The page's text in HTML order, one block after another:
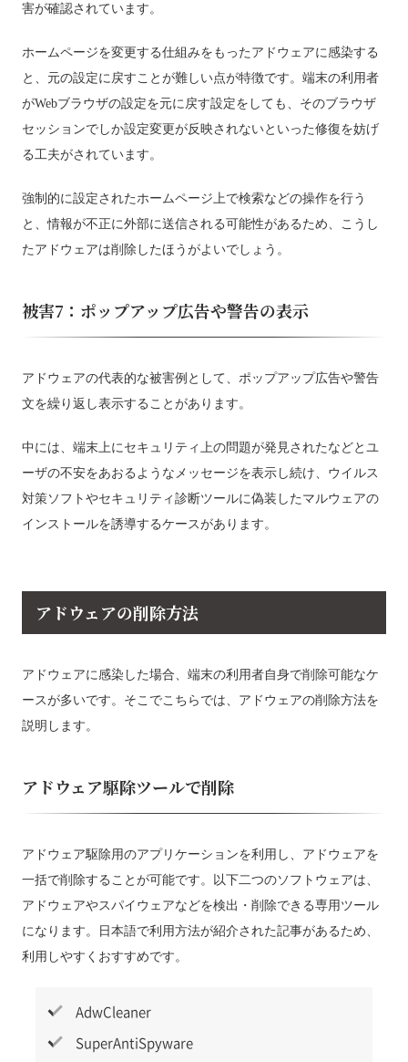
害が確認されています。
ホームページを変更する仕組みをもったアドウェアに感染する
と、元の設定に戻すことが難しい点が特徴です。端末の利用者
がWebブラウザの設定を元に戻す設定をしても、そのブラウザ
セッションでしか設定変更が反映されないといった修復を妨げ
る工夫がされています。
強制的に設定されたホームページ上で検索などの操作を行う
と、情報が不正に外部に送信される可能性があるため、こうし
たアドウェアは削除したほうがよいでしょう。
被害7：ポップアップ広告や警告の表示
アドウェアの代表的な被害例として、ポップアップ広告や警告
文を繰り返し表示することがあります。
中には、端末上にセキュリティ上の問題が発見されたなどとユ
ーザの不安をあおるようなメッセージを表示し続け、ウイルス
対策ソフトやセキュリティ診断ツールに偽装したマルウェアの
インストールを誘導するケースがあります。
アドウェアの削除方法
アドウェアに感染した場合、端末の利用者自身で削除可能なケ
ースが多いです。そこでこちらでは、アドウェアの削除方法を
説明します。
アドウェア駆除ツールで削除
アドウェア駆除用のアプリケーションを利用し、アドウェアを
一括で削除することが可能です。以下二つのソフトウェアは、
アドウェアやスパイウェアなどを検出・削除できる専用ツール
になります。日本語で利用方法が紹介された記事があるため、
利用しやすくおすすめです。
AdwCleaner
SuperAntiSpyware